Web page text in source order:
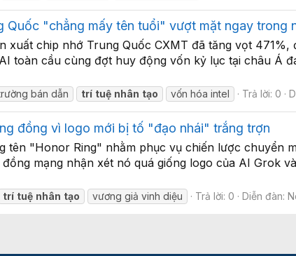
"chẳng mấy tên tuổi" vượt mặt ngay trong
xuất chip nhớ Trung Quốc CXMT đã tăng vọt
toàn cầu cùng đợt huy động vốn kỷ lục tại châu Á
bán dẫn trí tuệ nhân tạo vốn hóa intel Trả lời: 0
đồng vì logo mới bị tố "đạo nhái" trắng trợn
tên "Honor Ring" nhằm phục vụ chiến lược chuyển
mạng nhận xét nó quá giống logo của AI Grok
trí tuệ nhân tạo vương giả vinh diệu Trả lời: 0 Diễn đàn: